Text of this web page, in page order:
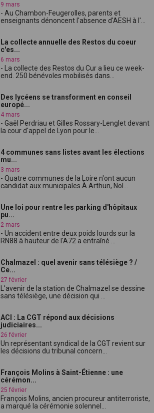
9 mars
- Au Chambon-Feugerolles, parents et
enseignants dénoncent l'absence d'AESH à l'...
La collecte annuelle des Restos du coeur
c'es...
6 mars
- La collecte des Restos du Cur a lieu ce week-
end. 250 bénévoles mobilisés dans...
Des lycéens se transforment en conseil
europé...
4 mars
- Gaël Perdriau et Gilles Rossary-Lenglet devant
la cour d'appel de Lyon pour le...
4 communes sans listes avant les élections
mu...
3 mars
- Quatre communes de la Loire n'ont aucun
candidat aux municipales.À Arthun, Nol...
Une loi pour rentre les parking d'hôpitaux
pu...
2 mars
- Un accident entre deux poids lourds sur la
RN88 à hauteur de l'A72 a entraîné ...
Chalmazel : quel avenir sans télésiège ? /
Ce...
27 février
L'avenir de la station de Chalmazel se dessine
sans télésiège, une décision qui ...
ACI : La CGT répond aux décisions
judiciaires...
26 février
Un représentant syndical de la CGT revient sur
les décisions du tribunal concern...
François Molins à Saint-Étienne : une
cérémon...
25 février
François Molins, ancien procureur antiterroriste,
a marqué la cérémonie solennel...